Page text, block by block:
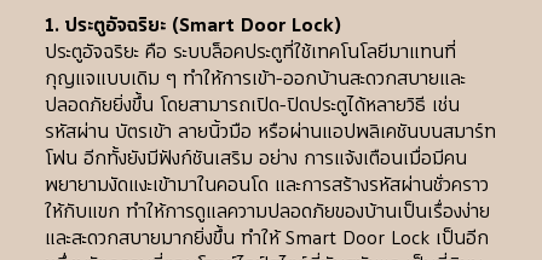
1. ประตูอัจฉริยะ (Smart Door Lock)
ประตูอัจฉริยะ คือ ระบบล็อคประตูที่ใช้เทคโนโลยีมาแทนที่
กุญแจแบบเดิม ๆ ทำให้การเข้า-ออกบ้านสะดวกสบายและ
ปลอดภัยยิ่งขึ้น โดยสามารถเปิด-ปิดประตูได้หลายวิธี เช่น
รหัสผ่าน บัตรเข้า ลายนิ้วมือ หรือผ่านแอปพลิเคชันบนสมาร์ท
โฟน อีกทั้งยังมีฟังก์ชันเสริม อย่าง การแจ้งเตือนเมื่อมีคน
พยายามงัดแงะเข้ามาในคอนโด และการสร้างรหัสผ่านชั่วคราว
ให้กับแขก ทำให้การดูแลความปลอดภัยของบ้านเป็นเรื่องง่าย
และสะดวกสบายมากยิ่งขึ้น ทำให้ Smart Door Lock เป็นอีก